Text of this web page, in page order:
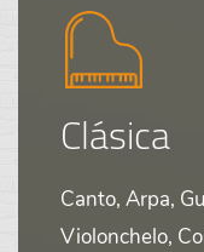
Clásica
Canto, Arpa,
Violonchelo,